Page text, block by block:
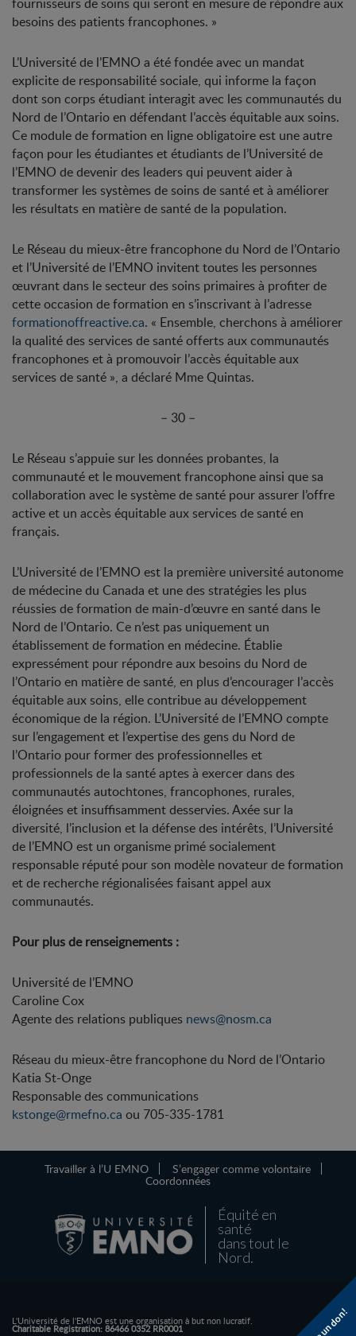
besoins des patients francophones. »
L’Université de l’EMNO a été fondée avec un mandat
explicite de responsabilité sociale, qui informe la façon
dont son corps étudiant interagit avec les communautés du
Nord de l’Ontario en défendant l’accès équitable aux soins.
Ce module de formation en ligne obligatoire est une autre
façon pour les étudiantes et étudiants de l’Université de
l’EMNO de devenir des leaders qui peuvent aider à
transformer les systèmes de soins de santé et à améliorer
les résultats en matière de santé de la population.
Le Réseau du mieux-être francophone du Nord de l’Ontario
et l’Université de l’EMNO invitent toutes les personnes
œuvrant dans le secteur des soins primaires à profiter de
cette occasion de formation en s’inscrivant à l’adresse
formationoffreactive.ca. « Ensemble, cherchons à améliorer
la qualité des services de santé offerts aux communautés
francophones et à promouvoir l’accès équitable aux
services de santé », a déclaré Mme Quintas.
– 30 –
Le Réseau s’appuie sur les données probantes, la
communauté et le mouvement francophone ainsi que sa
collaboration avec le système de santé pour assurer l’offre
active et un accès équitable aux services de santé en
français.
L’Université de l’EMNO est la première université autonome
de médecine du Canada et une des stratégies les plus
réussies de formation de main-d’œuvre en santé dans le
Nord de l’Ontario. Ce n’est pas uniquement un
établissement de formation en médecine. Établie
expressément pour répondre aux besoins du Nord de
l’Ontario en matière de santé, en plus d’encourager l’accès
équitable aux soins, elle contribue au développement
économique de la région. L’Université de l’EMNO compte
sur l’engagement et l’expertise des gens du Nord de
l’Ontario pour former des professionnelles et
professionnels de la santé aptes à exercer dans des
communautés autochtones, francophones, rurales,
éloignées et insuffisamment desservies. Axée sur la
diversité, l’inclusion et la défense des intérêts, l’Université
de l’EMNO est un organisme primé socialement
responsable réputé pour son modèle novateur de formation
et de recherche régionalisées faisant appel aux
communautés.
Pour plus de renseignements :
Université de l’EMNO
Caroline Cox
Agente des relations publiques news@nosm.ca
Réseau du mieux-être francophone du Nord de l’Ontario
Katia St-Onge
Responsable des communications
kstonge@rmefno.ca ou 705-335-1781
Travailler à l’U EMNO S’engager comme volontaire
Coordonnées
Équité en
santé
dans tout le
Nord.
L'Université de l'EMNO est une organisation à but non lucratif.
Charitable Registration: 86466 0352 RR0001